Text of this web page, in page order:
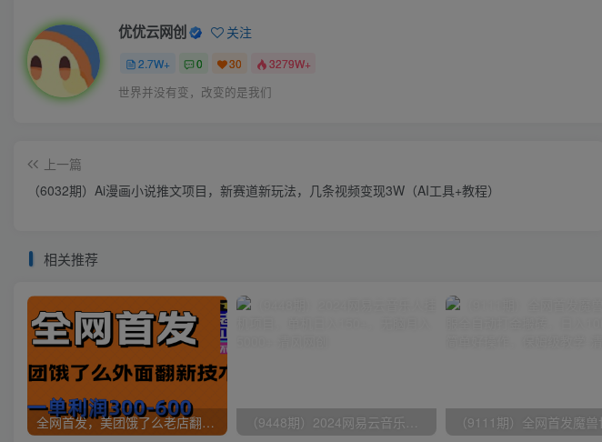
优优云网创 关注
2.7W+ 0 30 3279W+
世界并没有变，改变的是我们
上一篇
（6032期）Ai漫画小说推文项目，新赛道新玩法，几条视频变现3W（AI工具+教程）
相关推荐
全网首发，美团饿了么老店翻新最新技术，一单利润300-600